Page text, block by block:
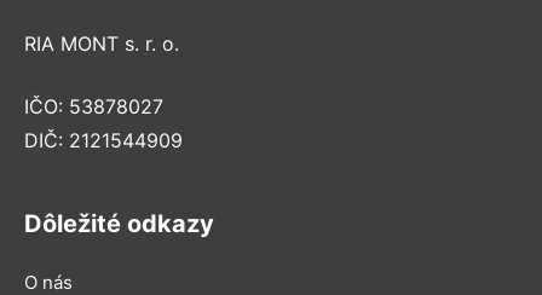
RIA MONT s. r. o.
IČO: 53878027
DIČ: 2121544909
Dôležité odkazy
O nás